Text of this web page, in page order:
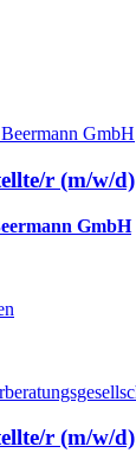
r (m/w/d)
GmbH
r (m/w/d)